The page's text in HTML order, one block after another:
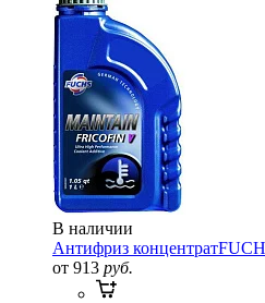
В наличии
Антифриз концентрат
от 913 руб.